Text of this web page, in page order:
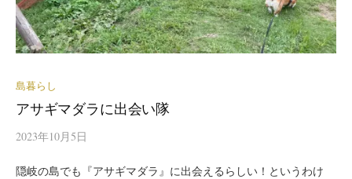
島暮らし
アサギマダラに出会い隊
2023年10月5日
隠岐の島でも『アサギマダラ』に出会えるらしい！というわけ